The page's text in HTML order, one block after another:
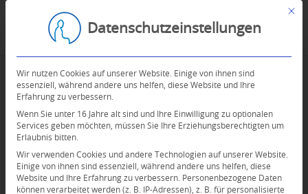
Mit
Datenschutzeinstellungen
Wir nutzen Cookies auf unserer Website. Einige von ihnen sind
essenziell, während andere uns helfen, diese Website und Ihre
Erfahrung zu verbessern.
Wenn Sie unter 16 Jahre alt sind und Ihre Einwilligung zu optionalen
Services geben möchten, müssen Sie Ihre Erziehungsberechtigten um
Erlaubnis bitten.
Wir verwenden Cookies und andere Technologien auf unserer Website.
Einige von ihnen sind essenziell, während andere uns helfen, diese
Website und Ihre Erfahrung zu verbessern.
Personenbezogene Daten
können verarbeitet werden (z. B. IP-Adressen), z. B. für personalisierte